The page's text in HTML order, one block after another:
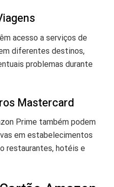
acesso a serviços de
diferentes destinos,
problemas durante
Mastercard
Prime também podem
em estabelecimentos
restaurantes, hotéis e